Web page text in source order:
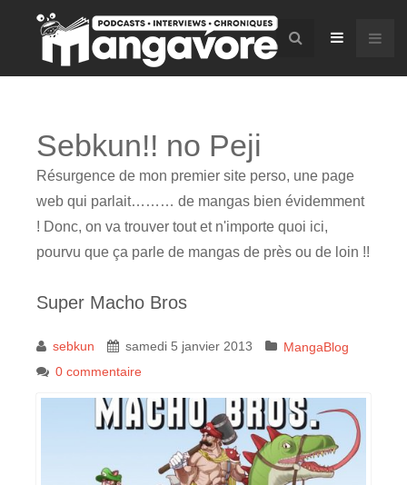
Sebkun!! no Peji
Résurgence de mon premier site perso, une page
web qui parlait……… de mangas bien évidemment
! Donc, on va trouver tout et n'importe quoi ici,
pourvu que ça parle de mangas de près ou de loin !!
Super Macho Bros
sebkun samedi 5 janvier 2013
MangaBlog
0 commentaire